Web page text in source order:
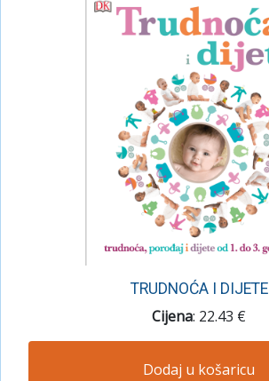
TRUDNOĆA I DIJETE
Cijena: 22.43 €
Dodaj u košaricu